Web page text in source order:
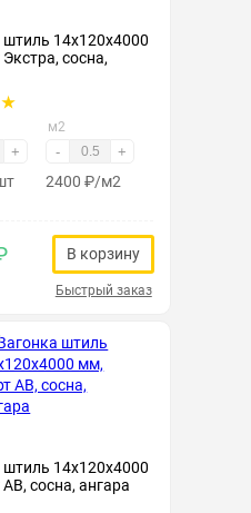
штиль 14х120х4000
сосна,
+
м2
- +
2400 ₽/м2
В корзину
Быстрый заказ
штиль 14х120х4000
сосна, ангара